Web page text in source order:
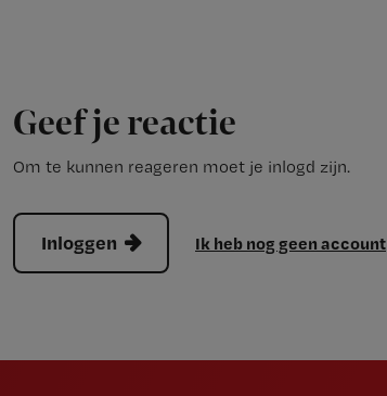
Geef je reactie
Om te kunnen reageren moet je inlogd zijn.
Inloggen Ik heb nog geen account